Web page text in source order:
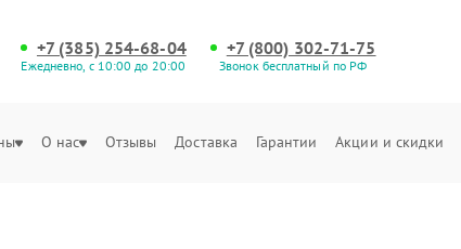
+7 (385) 254-68-04
Ежедневно, с 10:00 до 20:00
+7 (800) 302-71-75
Звонок бесплатный по РФ
О нас Отзывы Доставка Гарантии Акции и скидки